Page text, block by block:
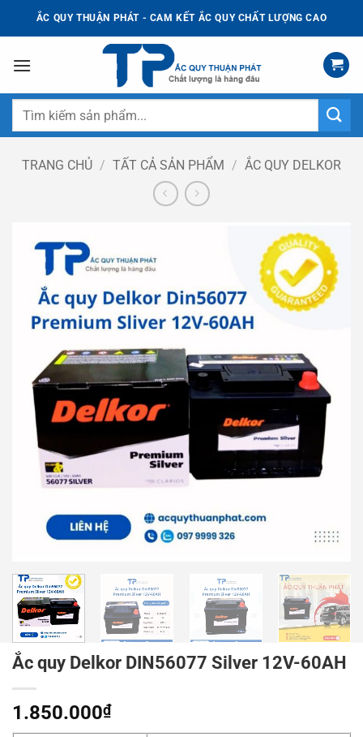
dung
ẮC QUY THUẬN PHÁT - CAM KẾT ẮC QUY CHẤT LƯỢNG CAO
Tìm
TRANG CHỦ / TẤT CẢ SẢN PHẨM / ẮC QUY DELKOR
Ắc quy Delkor DIN56077 Silver 12V-60AH
1.850.000₫